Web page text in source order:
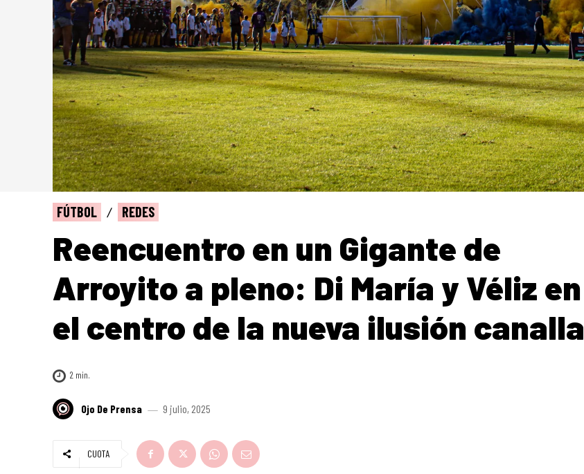
FÚTBOL REDES
Reencuentro en un Gigante de
Arroyito a pleno: Di María y Véliz en
el centro de la nueva ilusión canalla
2 min.
Ojo De Prensa 9 julio, 2025
CUOTA